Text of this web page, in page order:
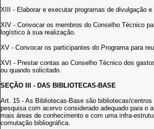
XIII - Elaborar e executar programas de divulgação
XIV - Convocar os membros do Conselho Técnico
logístico à sua realização.
XV - Convocar os participantes do Programa para
XVI - Prestar contas ao Conselho Técnico dos
ou quando solicitado.
SEÇÃO III - DAS BIBLIOTECAS-BASE
Art. 15 - As Bibliotecas-Base são bibliotecas/
pesquisa com acervo considerado adequado para o
mais áreas de conhecimento e com uma infra-
comutação bibliográfica.